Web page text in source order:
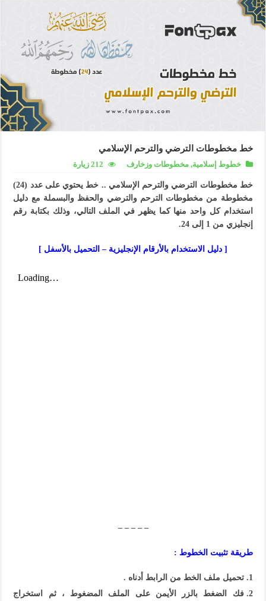
خط مخطوطات الترضي والترحم الإسلامي
خطوط إسلامية,مخطوطات وزخارف 212 زيارة
خط مخطوطات الترضي والترحم الإسلامي .. خط يحتوي على عدد (24)
مخطوطة من مخطوطات الترحم والترضي والحفظ والبسملة مع دليل
استخدام كل واحد منها كما يظهر في الملف التالي، وذلك بكتابة رقم
إنجليزي من 1 إلى 24.
[ دليل الاستخدام بالأرقام الإنجليزية – التحميل بالأسفل ]
– – – – –
طريقة تثبيت الخطوط :
تحميل ملف الخط من الرابط أدناه .
فك الضغط بالزر الأيمن على الملف المضغوط ، ثم استخراج